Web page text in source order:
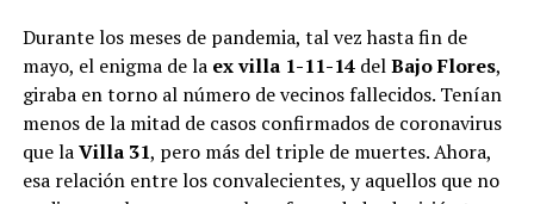
Durante los meses de pandemia, tal vez hasta fin de
mayo, el enigma de la ex villa 1-11-14delBajo Flores,
giraba en torno al número de vecinos fallecidos. Tenían
menos de la mitad de casos confirmados de coronavirus
que laVilla 31, pero más del triple de muertes. Ahora,
esa relación entre los convalecientes, y aquellos que no